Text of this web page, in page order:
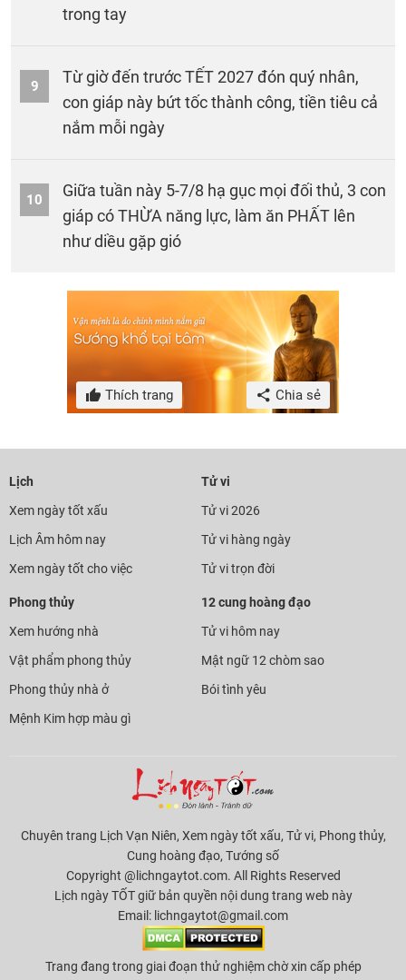
trong tay
9
Từ giờ đến trước TẾT 2027 đón quý nhân,
con giáp này bứt tốc thành công, tiền tiêu cả
nắm mỗi ngày
10
Giữa tuần này 5-7/8 hạ gục mọi đối thủ, 3 con
giáp có THỪA năng lực, làm ăn PHẤT lên
như diều gặp gió
Thích trang Chia sẻ
Lịch
Xem ngày tốt xấu
Lịch Âm hôm nay
Xem ngày tốt cho việc
Tử vi
Tử vi 2026
Tử vi hàng ngày
Tử vi trọn đời
Phong thủy
Xem hướng nhà
Vật phẩm phong thủy
Phong thủy nhà ở
Mệnh Kim hợp màu gì
12 cung hoàng đạo
Tử vi hôm nay
Mật ngữ 12 chòm sao
Bói tình yêu
Chuyên trang Lịch Vạn Niên, Xem ngày tốt xấu, Tử vi, Phong thủy,
Cung hoàng đạo, Tướng số
Copyright @lichngaytot.com. All Rights Reserved
Lịch ngày TỐT giữ bản quyền nội dung trang web này
Email: lichngaytot@gmail.com
Trang đang trong giai đoạn thử nghiệm chờ xin cấp phép